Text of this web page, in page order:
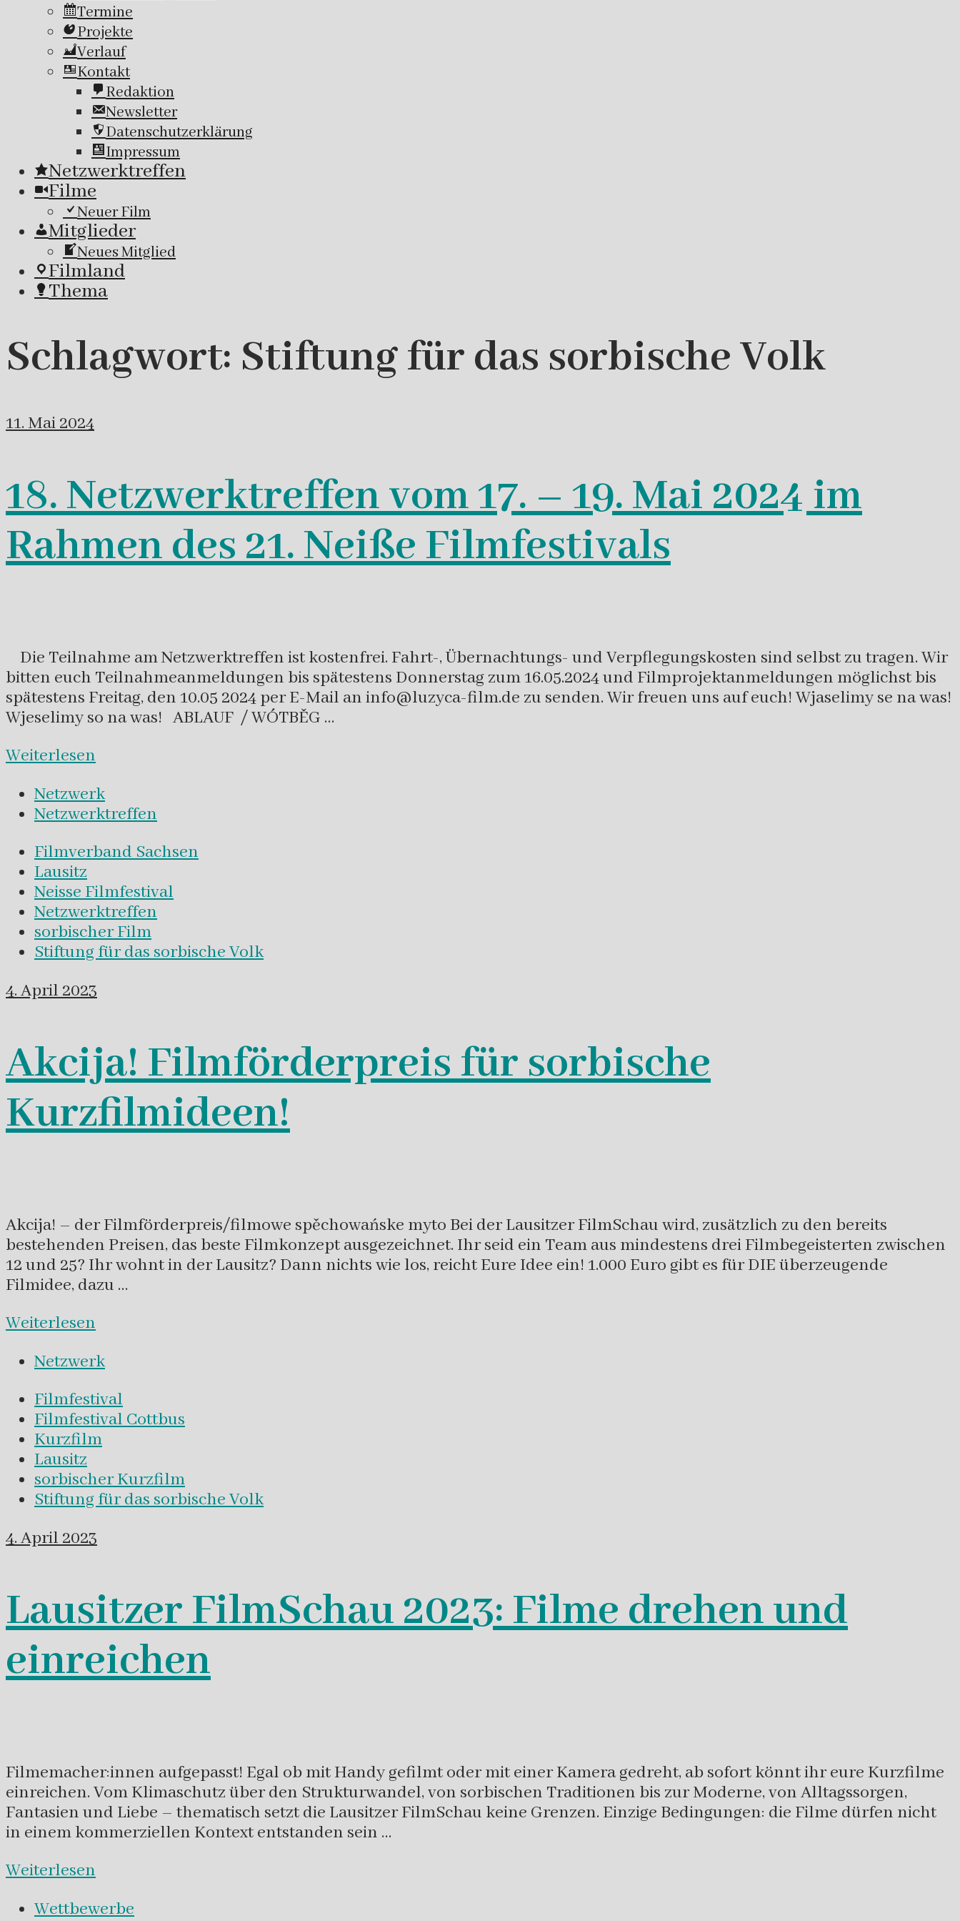
Termine
Projekte
Verlauf
Kontakt
Redaktion
Newsletter
Datenschutzerklärung
Impressum
Netzwerktreffen
Filme
Neuer Film
Mitglieder
Neues Mitglied
Filmland
Thema
Schlagwort: Stiftung für das sorbische Volk
11. Mai 2024
18. Netzwerktreffen vom 17. – 19. Mai 2024 im
Rahmen des 21. Neiße Filmfestivals
Die Teilnahme am Netzwerktreffen ist kostenfrei. Fahrt-, Übernachtungs- und Verpflegungskosten sind selbst zu tragen. Wir
bitten euch Teilnahmeanmeldungen bis spätestens Donnerstag zum 16.05.2024 und Filmprojektanmeldungen möglichst bis
spätestens Freitag, den 10.05 2024 per E-Mail an info@luzyca-film.de zu senden. Wir freuen uns auf euch! Wjaselimy se na was!
Wjeselimy so na was! ABLAUF / WÓTBĚG …
Weiterlesen
Netzwerk
Netzwerktreffen
Filmverband Sachsen
Lausitz
Neisse Filmfestival
Netzwerktreffen
sorbischer Film
Stiftung für das sorbische Volk
4. April 2023
Akcija! Filmförderpreis für sorbische
Kurzfilmideen!
Akcija! – der Filmförderpreis/filmowe spěchowańske myto Bei der Lausitzer FilmSchau wird, zusätzlich zu den bereits
bestehenden Preisen, das beste Filmkonzept ausgezeichnet. Ihr seid ein Team aus mindestens drei Filmbegeisterten zwischen
12 und 25? Ihr wohnt in der Lausitz? Dann nichts wie los, reicht Eure Idee ein! 1.000 Euro gibt es für DIE überzeugende
Filmidee, dazu …
Weiterlesen
Netzwerk
Filmfestival
Filmfestival Cottbus
Kurzfilm
Lausitz
sorbischer Kurzfilm
Stiftung für das sorbische Volk
4. April 2023
Lausitzer FilmSchau 2023: Filme drehen und
einreichen
Filmemacher:innen aufgepasst! Egal ob mit Handy gefilmt oder mit einer Kamera gedreht, ab sofort könnt ihr eure Kurzfilme
einreichen. Vom Klimaschutz über den Strukturwandel, von sorbischen Traditionen bis zur Moderne, von Alltagssorgen,
Fantasien und Liebe – thematisch setzt die Lausitzer FilmSchau keine Grenzen. Einzige Bedingungen: die Filme dürfen nicht
in einem kommerziellen Kontext entstanden sein …
Weiterlesen
Wettbewerbe